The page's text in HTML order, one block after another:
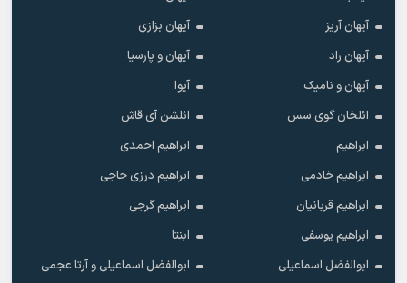
آیهان آریز
آیهان بزازی
آیهان راد
آیهان و پارسیا
آیهان و نامیک
آیوا
ائلخان گوی سس
ائلشن آی قاش
ابراهیم
ابراهیم احمدی
ابراهیم خادمی
ابراهیم درزی حاجی
ابراهیم قربانیان
ابراهیم گرجی
ابراهیم یوسفی
ابنتا
ابوالفضل اسماعیلی
ابوالفضل اسماعیلی و آرتا عجمی